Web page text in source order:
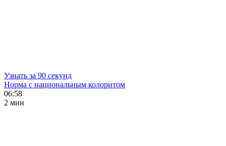
Узнать за 90 секунд
Норма с национальным колоритом
06:58
2 мин